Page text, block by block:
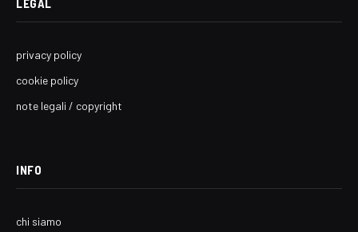
LEGAL
privacy policy
cookie policy
note legali / copyright
INFO
chi siamo